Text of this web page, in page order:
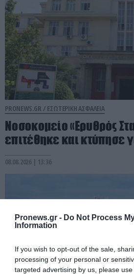
Pronews.gr - Do Not Process
Information
If you wish to opt-out of the sale,
processing of your personal or
targeted advertising by us, please
PRONEWS.GR / ΕΣΩΤΕΡΙΚΗ ΑΣΦΑΛΕΙΑ
Νοσοκομείο «Ερυθρός
επιτέθηκε και κτύπησε
08.08.2026 | 13:36